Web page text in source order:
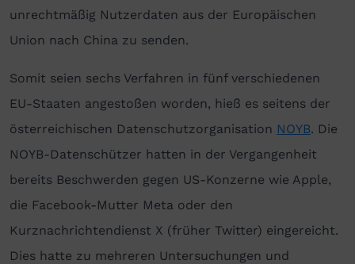
unrechtmäßig Nutzerdaten aus der Europäischen
Union nach China zu senden.
Somit seien sechs Verfahren in fünf verschiedenen
EU-Staaten angestoßen worden, hieß es seitens der
österreichischen Datenschutzorganisation NOYB. Die
NOYB-Datenschützer hatten in der Vergangenheit
bereits Beschwerden gegen US-Konzerne wie Apple,
die Facebook-Mutter Meta oder den
Kurznachrichtendienst X (früher Twitter) eingereicht.
Dies hatte zu mehreren Untersuchungen und